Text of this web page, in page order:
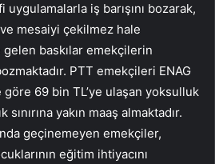
iş barışını bozarak,
mesaiyi çekilmez hale
baskılar emekçilerin
PTT emekçileri ENAG
göre 69 bin TL’ye ulaşan yoksulluk
sınırına yakın maaş almaktadır.
geçinemeyen emekçiler,
eğitim ihtiyacını